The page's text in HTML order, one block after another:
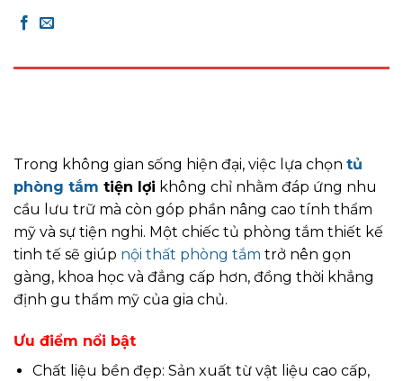
Trong không gian sống hiện đại, việc lựa chọn tủ
phòng tắm tiện lợi không chỉ nhằm đáp ứng nhu
cầu lưu trữ mà còn góp phần nâng cao tính thẩm
mỹ và sự tiện nghi. Một chiếc tủ phòng tắm thiết kế
tinh tế sẽ giúp nội thất phòng tắm trở nên gọn
gàng, khoa học và đẳng cấp hơn, đồng thời khẳng
định gu thẩm mỹ của gia chủ.
Ưu điểm nổi bật
Chất liệu bền đẹp: Sản xuất từ vật liệu cao cấp,